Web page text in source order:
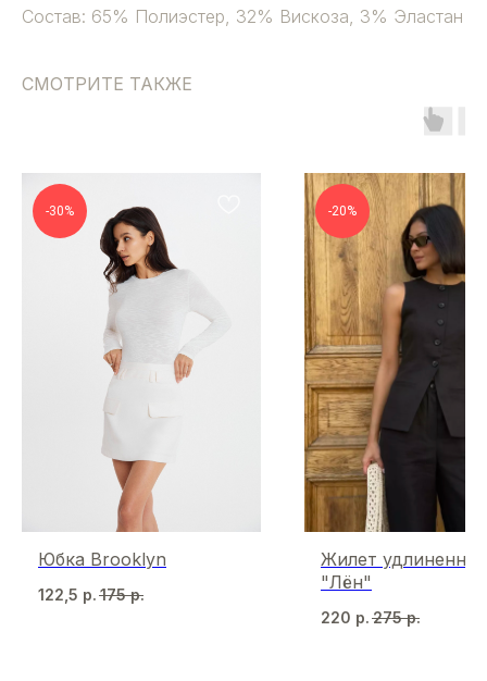
Состав: 65% Полиэстер, 32% Вискоза, 3% Эластан
СМОТРИТЕ ТАКЖЕ
-30%
Юбка Brooklyn
122,5 р. 175 р.
-20%
Жилет
"Лён"
220 р. 275 р.